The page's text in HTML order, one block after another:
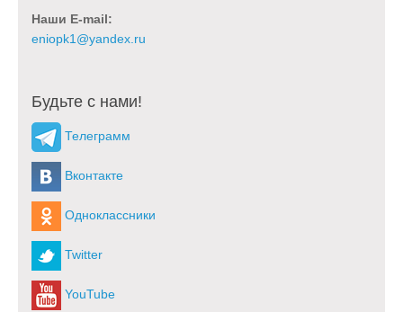
Наши E-mail:
Будьте с нами!
Телеграмм
Вконтакте
Одноклассники
Twitter
YouTube